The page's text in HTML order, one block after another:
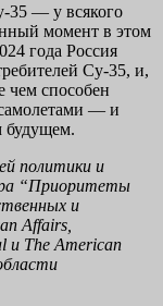
35 — у всякого
момент в этом
года Россия
Су-35, и,
чем способен
— и
будущем.
политики и
“Приоритеты
и
Affairs,
и The American